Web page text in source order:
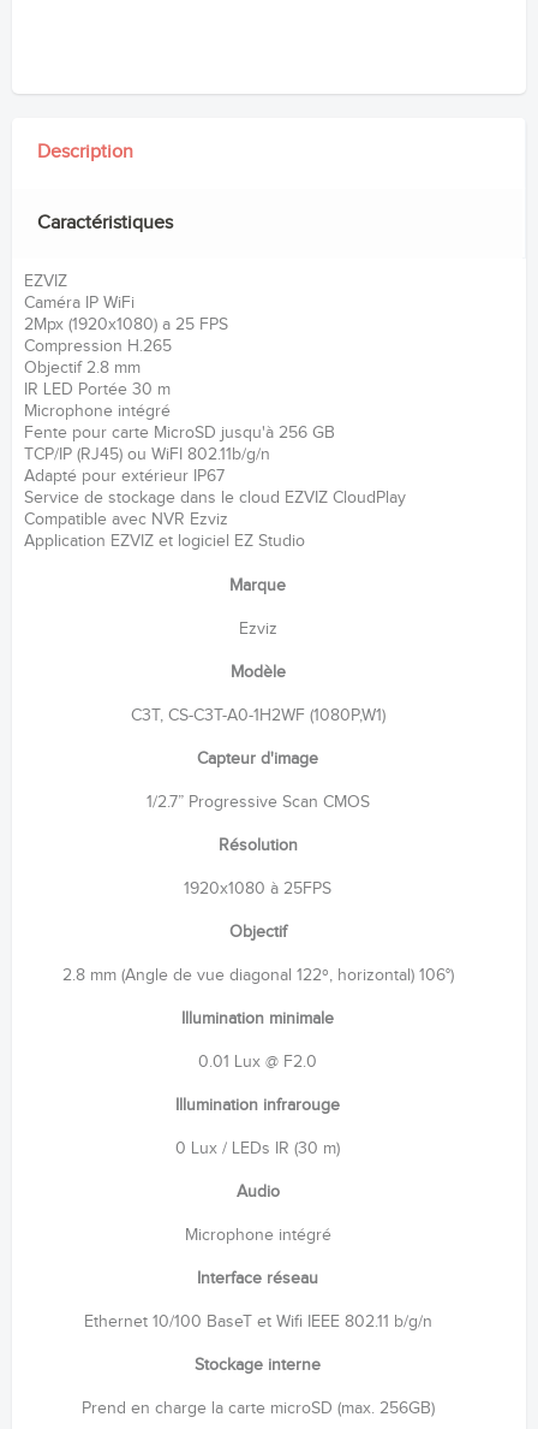
Description
Caractéristiques
EZVIZ
Caméra IP WiFi
2Mpx (1920x1080) a 25 FPS
Compression H.265
Objectif 2.8 mm
IR LED Portée 30 m
Microphone intégré
Fente pour carte MicroSD jusqu'à 256 GB
TCP/IP (RJ45) ou WiFI 802.11b/g/n
Adapté pour extérieur IP67
Service de stockage dans le cloud EZVIZ CloudPlay
Compatible avec NVR Ezviz
Application EZVIZ et logiciel EZ Studio
Marque
Ezviz
Modèle
C3T, CS-C3T-A0-1H2WF (1080P,W1)
Capteur d'image
1/2.7” Progressive Scan CMOS
Résolution
1920x1080 à 25FPS
Objectif
2.8 mm (Angle de vue diagonal 122º, horizontal) 106°)
Illumination minimale
0.01 Lux @ F2.0
Illumination infrarouge
0 Lux / LEDs IR (30 m)
Audio
Microphone intégré
Interface réseau
Ethernet 10/100 BaseT et Wifi IEEE 802.11 b/g/n
Stockage interne
Prend en charge la carte microSD (max. 256GB)